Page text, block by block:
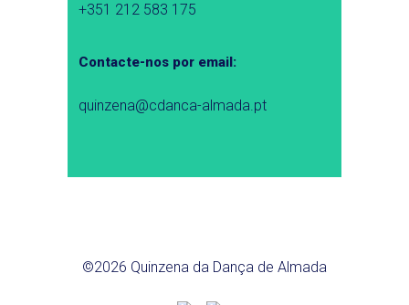
+351 212 583 175
Contacte-nos por email:
quinzena@cdanca-almada.pt
©2026 Quinzena da Dança de Almada